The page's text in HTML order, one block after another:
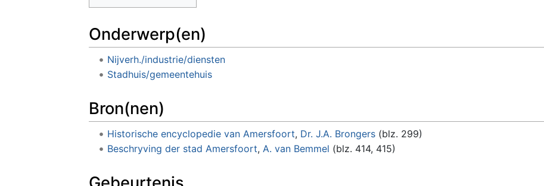
Onderwerp(en)
Nijverh./industrie/diensten
Stadhuis/gemeentehuis
Bron(nen)
Historische encyclopedie van Amersfoort, Dr. J.A. Brongers(blz. 299)
Beschryving der stad Amersfoort, A. van Bemmel (blz. 414, 415)